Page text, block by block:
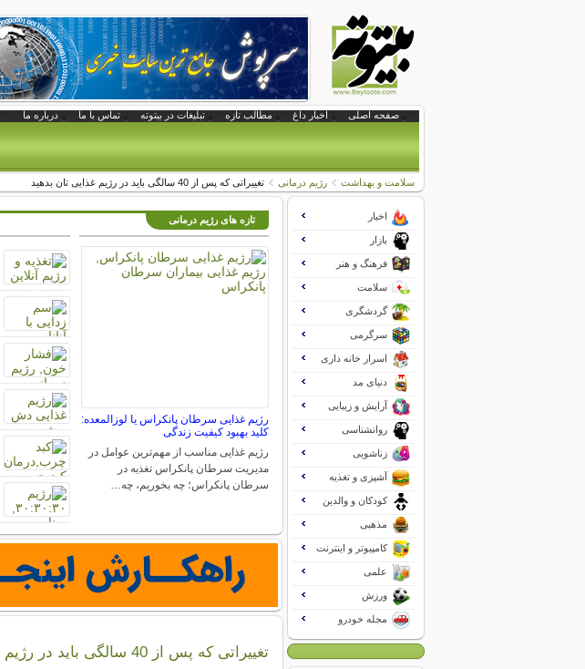
صفحه اصلی اخبار داغ مطالب تازه تبلیغات در بیتوته تماس با ما درباره ما
سلامت و بهداشت رژیم درمانی تغییراتی که پس از 40 سالگی باید در رژیم غذایی تان بدهید
تازه های رژیم درمانی
رژیم غذایی سرطان پانکراس یا لوزالمعده:
کلید بهبود کیفیت زندگی
رژیم غذایی مناسب از مهم‌ترین عوامل در
مدیریت سرطان پانکراس تغذیه در
سرطان پانکراس؛ چه بخوریم، چه…
تغییراتی که پس از 40 سالگی باید در رژیم غذایی تان بدهید
اخبار
بازار
فرهنگ و هنر
سلامت
گردشگری
سرگرمی
اسرار خانه داری
دنیای مد
آرایش و زیبایی
روانشناسی
زناشویی
آشپزی و تغذیه
کودکان و والدین
مذهبی
کامپیوتر و اینترنت
علمی
ورزش
مجله خودرو